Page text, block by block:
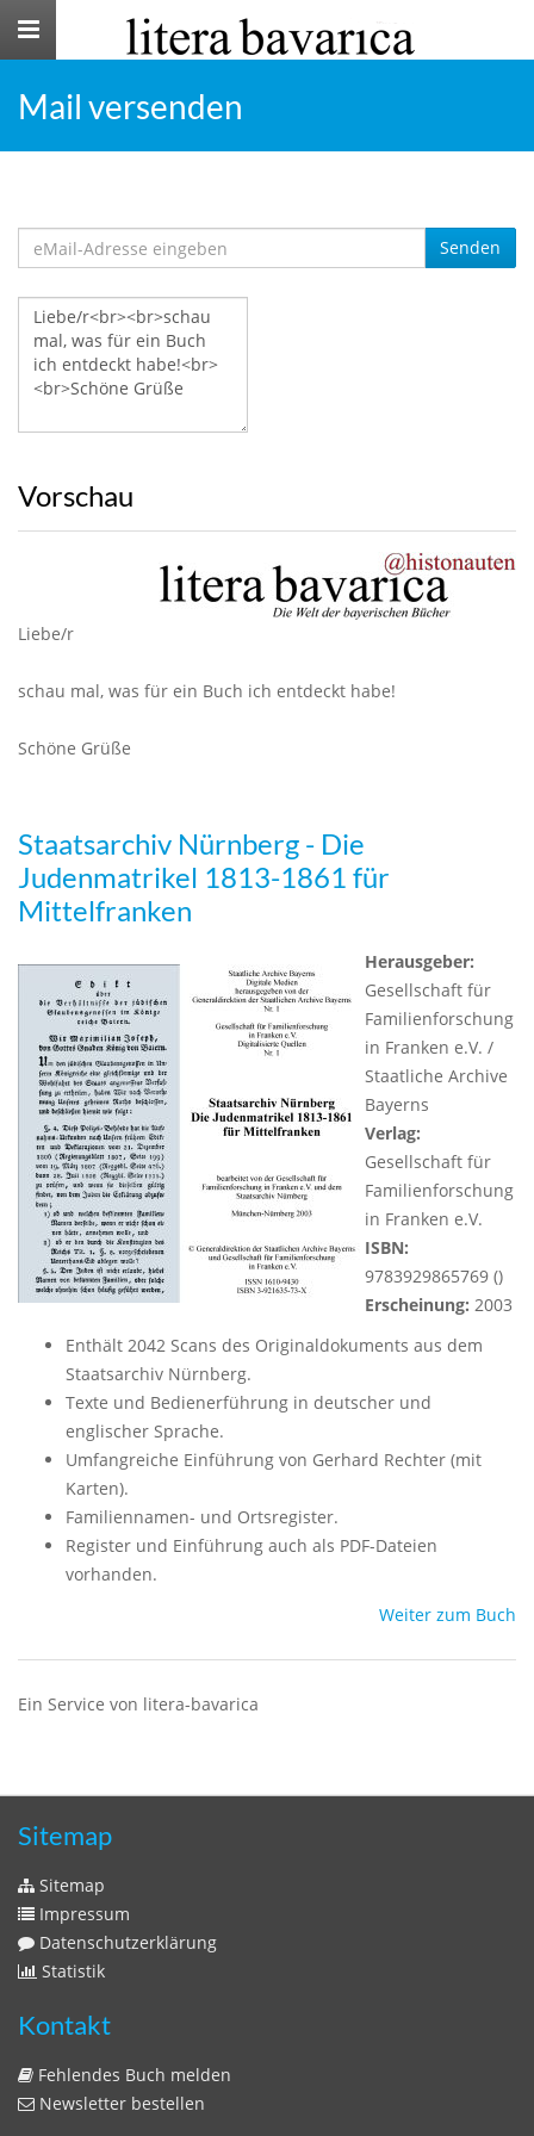
Toggle
Mail versenden
Senden
Vorschau
Liebe/r
schau mal, was für ein Buch ich entdeckt habe!
Schöne Grüße
Staatsarchiv Nürnberg - Die
Judenmatrikel 1813-1861 für
Mittelfranken
Herausgeber:
Gesellschaft für
Familienforschung
in Franken e.V. /
Staatliche Archive
Bayerns
Verlag:
Gesellschaft für
Familienforschung
in Franken e.V.
ISBN:
9783929865769 ()
Erscheinung: 2003
Enthält 2042 Scans des Originaldokuments aus dem
Staatsarchiv Nürnberg.
Texte und Bedienerführung in deutscher und
englischer Sprache.
Umfangreiche Einführung von Gerhard Rechter (mit
Karten).
Familiennamen- und Ortsregister.
Register und Einführung auch als PDF-Dateien
vorhanden.
Weiter zum Buch
Ein Service von litera-bavarica
Sitemap
Sitemap
Impressum
Datenschutzerklärung
Statistik
Kontakt
Fehlendes Buch melden
Newsletter bestellen